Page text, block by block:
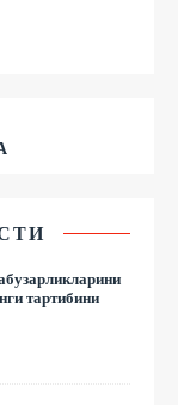
тартибини